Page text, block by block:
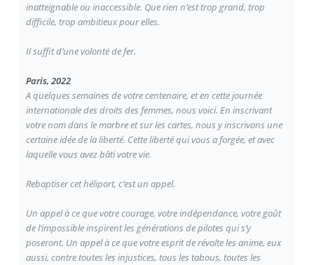
inatteignable ou inaccessible. Que rien n’est trop grand, trop
difficile, trop ambitieux pour elles.
Il suffit d’une volonté de fer.
Paris, 2022
A quelques semaines de votre centenaire, et en cette journée
internationale des droits des femmes, nous voici. En inscrivant
votre nom dans le marbre et sur les cartes, nous y inscrivons une
certaine idée de la liberté. Cette liberté qui vous a forgée, et avec
laquelle vous avez bâti votre vie.
Rebaptiser cet héliport, c’est un appel.
Un appel à ce que votre courage, votre indépendance, votre goût
de l’impossible inspirent les générations de pilotes qui s’y
poseront. Un appel à ce que votre esprit de révolte les anime, eux
aussi, contre toutes les injustices, tous les tabous, toutes les